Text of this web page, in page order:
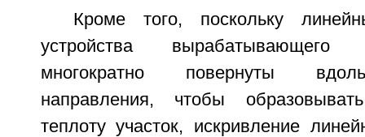
Кроме того, поскольку
устройства вырабатывающего
многократно повернуты
направления, чтобы
теплоту участок, искривление